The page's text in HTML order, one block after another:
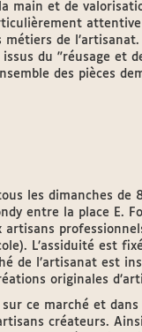
main et de
de l’artisanat.
du "réusage et
des pièces
les dimanches
entre la place E.
L’assiduité est
de l’artisanat est
originales
ce marché et
créateurs.